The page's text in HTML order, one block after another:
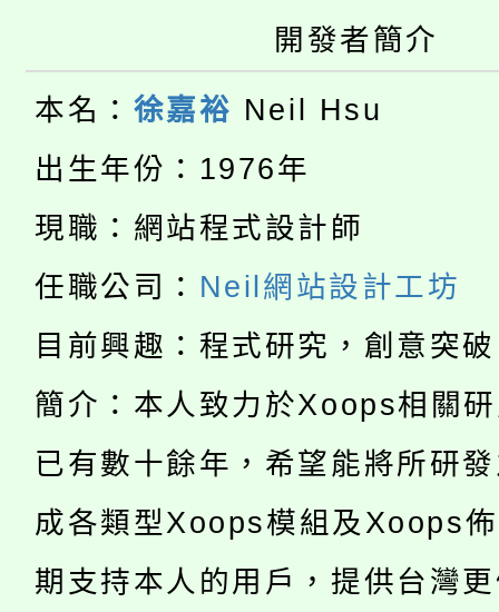
桃園市115學年度學生
生本土語及新住民語歌
公告本校115學年度第
代理(課)教師甄選結果(
轉知中國文化大學推廣
心理、諮商輔導、社會
系所師生報名參加。
淨零綠生活教案入校路
會
115年食農教育專業人
程
學期銜接期間理賠案件
學籍身 分審查程序及
版
淨零綠領人才培育課程
公告本校115學年度第
代理(課)教師甄選結果(
「2026金融保險知識
車」活動
桃園市115學年度學生
開發者簡介
本名： 徐嘉裕 Neil Hsu
出生年份：1976年
現職：網站程式設計師
任職公司： Neil網站設計工坊
目前興趣：程式研究，創意突
簡介：本人致力於Xoops相關
已有數十餘年，希望能將所研
成各類型Xoops模組及Xoops
期支持本人的用戶，提供台灣